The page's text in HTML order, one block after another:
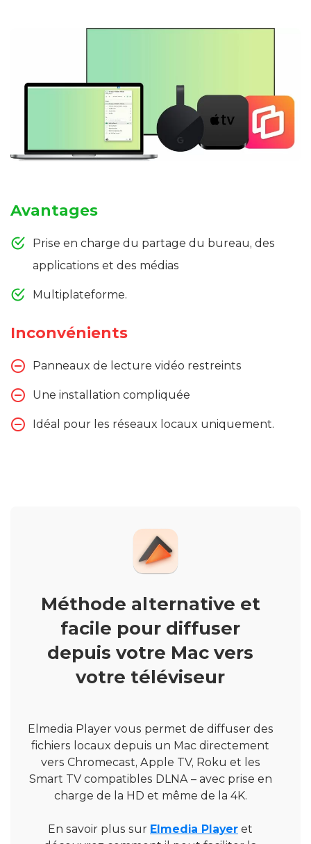
Avantages
Prise en charge du partage du bureau, des
applications et des médias
Multiplateforme.
Inconvénients
Panneaux de lecture vidéo restreints
Une installation compliquée
Idéal pour les réseaux locaux uniquement.
Méthode alternative et
facile pour diffuser
depuis votre Mac vers
votre téléviseur
Elmedia Player vous permet de diffuser des
fichiers locaux depuis un Mac directement
vers Chromecast, Apple TV, Roku et les
Smart TV compatibles DLNA – avec prise en
charge de la HD et même de la 4K.
En savoir plus sur Elmedia Player et